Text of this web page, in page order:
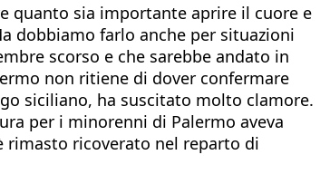
quanto sia importante aprire il cuore e
dobbiamo farlo anche per situazioni
scorso e che sarebbe andato in
non ritiene di dover confermare
siciliano, ha suscitato molto clamore.
per i minorenni di Palermo aveva
ricoverato nel reparto di